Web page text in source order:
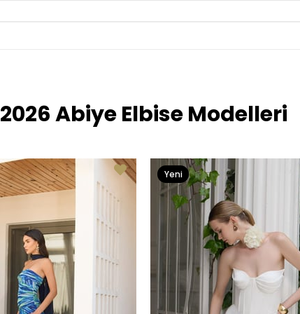
2026 Abiye Elbise Modelleri
Yeni
Ürün